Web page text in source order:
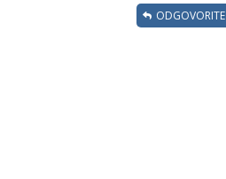
ODGOVORITE